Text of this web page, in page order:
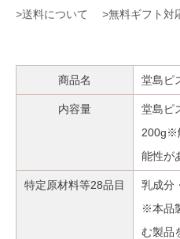
>送料について >無料ギフト対
商品名 堂島ピ
内容量
堂島ピ
200g※
能性が
特定原材料等28品目
乳成分
※本品
む製品